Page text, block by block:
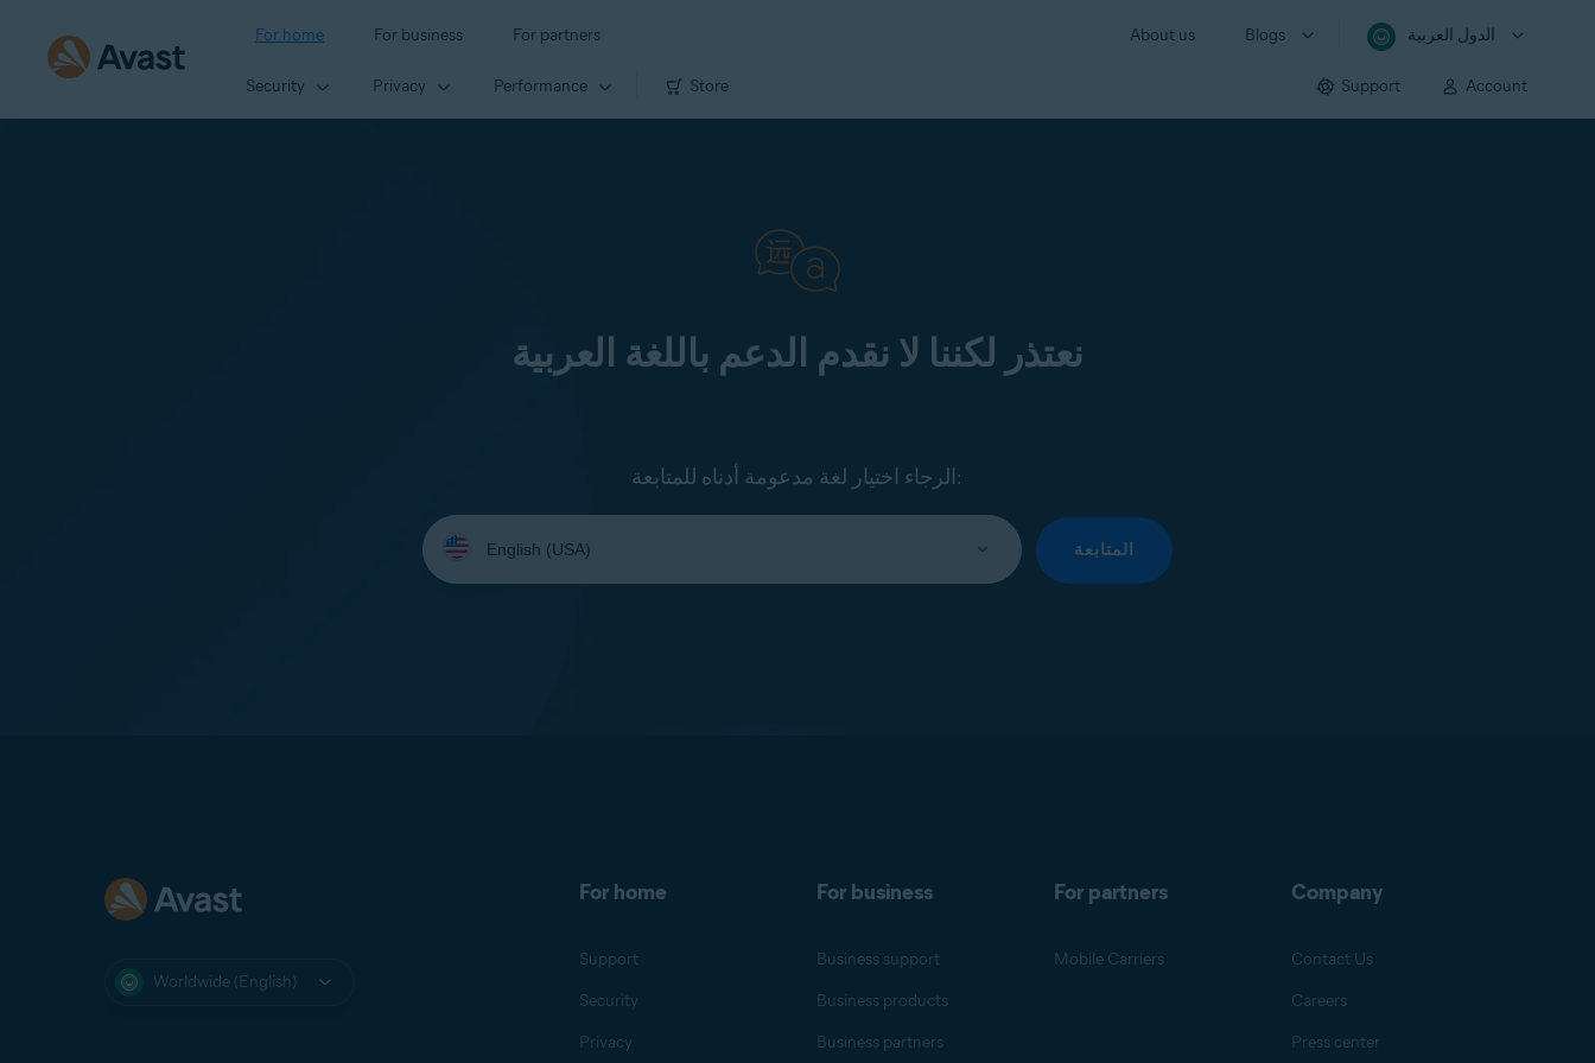
For home For business For partners About us Blogs الدول العربية
Security Privacy Performance Store Support Account
نعتذر لكننا لا نقدم الدعم باللغة العربية
الرجاء اختيار لغة مدعومة أدناه للمتابعة:
Select
your
language:
المتابعة
Worldwide (English)
For home
Support
Security
Privacy
For business
Business support
Business products
Business partners
For partners
Mobile Carriers
Company
Contact Us
Careers
Press center